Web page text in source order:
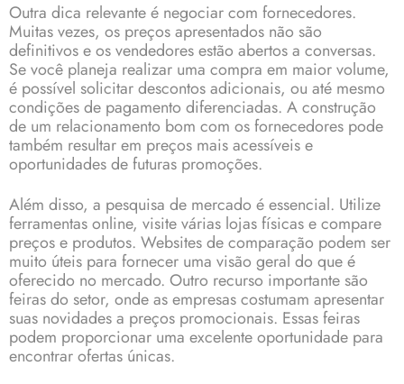
Outra dica relevante é negociar com fornecedores.
Muitas vezes, os preços apresentados não são
definitivos e os vendedores estão abertos a conversas.
Se você planeja realizar uma compra em maior volume,
é possível solicitar descontos adicionais, ou até mesmo
condições de pagamento diferenciadas. A construção
de um relacionamento bom com os fornecedores pode
também resultar em preços mais acessíveis e
oportunidades de futuras promoções.
Além disso, a pesquisa de mercado é essencial. Utilize
ferramentas online, visite várias lojas físicas e compare
preços e produtos. Websites de comparação podem ser
muito úteis para fornecer uma visão geral do que é
oferecido no mercado. Outro recurso importante são
feiras do setor, onde as empresas costumam apresentar
suas novidades a preços promocionais. Essas feiras
podem proporcionar uma excelente oportunidade para
encontrar ofertas únicas.